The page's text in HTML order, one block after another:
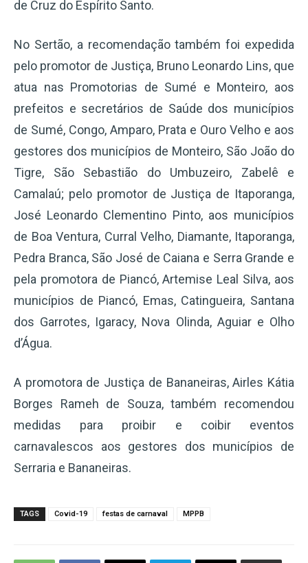
de Cruz do Espírito Santo.
No Sertão, a recomendação também foi expedida
pelo promotor de Justiça, Bruno Leonardo Lins, que
atua nas Promotorias de Sumé e Monteiro, aos
prefeitos e secretários de Saúde dos municípios
de Sumé, Congo, Amparo, Prata e Ouro Velho e aos
gestores dos municípios de Monteiro, São João do
Tigre, São Sebastião do Umbuzeiro, Zabelê e
Camalaú; pelo promotor de Justiça de Itaporanga,
José Leonardo Clementino Pinto, aos municípios
de Boa Ventura, Curral Velho, Diamante, Itaporanga,
Pedra Branca, São José de Caiana e Serra Grande e
pela promotora de Piancó, Artemise Leal Silva, aos
municípios de Piancó, Emas, Catingueira, Santana
dos Garrotes, Igaracy, Nova Olinda, Aguiar e Olho
d’Água.
A promotora de Justiça de Bananeiras, Airles Kátia
Borges Rameh de Souza, também recomendou
medidas para proibir e coibir eventos
carnavalescos aos gestores dos municípios de
Serraria e Bananeiras.
TAGS Covid-19 festas de carnaval MPPB